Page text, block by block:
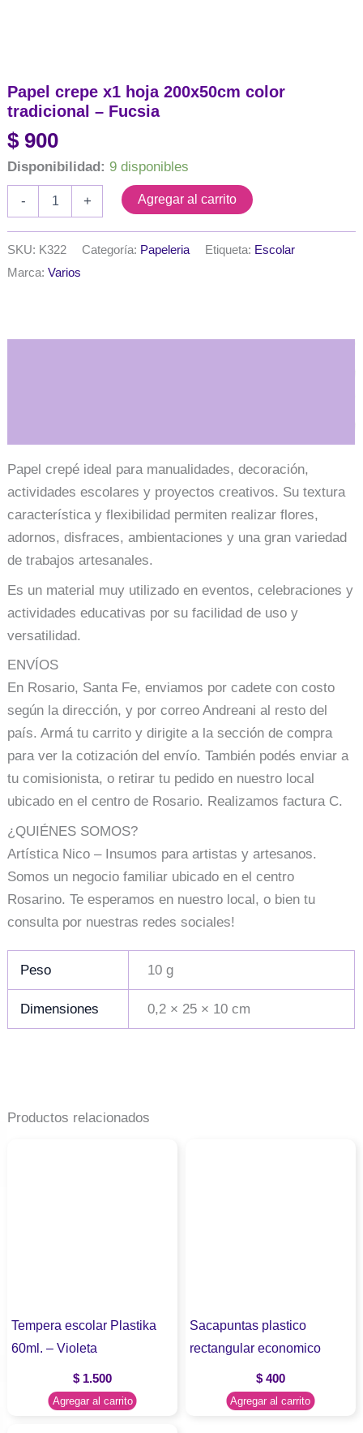
Papel crepe x1 hoja 200x50cm color
tradicional – Fucsia
$ 900
Disponibilidad: 9 disponibles
-
200x50cm
color
cantidad
+ Agregar al carrito
SKU: K322 Categoría: Papeleria Etiqueta: Escolar
Marca:Varios
Papel crepé ideal para manualidades, decoración,
actividades escolares y proyectos creativos. Su textura
característica y flexibilidad permiten realizar flores,
adornos, disfraces, ambientaciones y una gran variedad
de trabajos artesanales.
Es un material muy utilizado en eventos, celebraciones y
actividades educativas por su facilidad de uso y
versatilidad.
ENVÍOS
En Rosario, Santa Fe, enviamos por cadete con costo
según la dirección, y por correo Andreani al resto del
país. Armá tu carrito y dirigite a la sección de compra
para ver la cotización del envío. También podés enviar a
tu comisionista, o retirar tu pedido en nuestro local
ubicado en el centro de Rosario. Realizamos factura C.
¿QUIÉNES SOMOS?
Artística Nico – Insumos para artistas y artesanos.
Somos un negocio familiar ubicado en el centro
Rosarino. Te esperamos en nuestro local, o bien tu
consulta por nuestras redes sociales!
Peso 10 g
Dimensiones 0,2 × 25 × 10 cm
Productos relacionados
Tempera escolar Plastika
60ml. – Violeta
$ 1.500
Agregar al carrito
Sacapuntas plastico
rectangular economico
$400
Agregar al carrito